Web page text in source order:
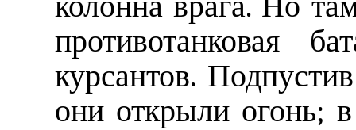
противотанковая
курсантов.
они открыли огонь;